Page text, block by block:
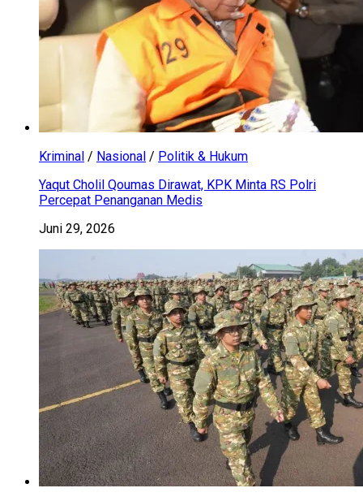
Kriminal / Nasional / Politik & Hukum
Yaqut Cholil Qoumas Dirawat, KPK Minta RS Polri
Percepat Penanganan Medis
Juni 29, 2026